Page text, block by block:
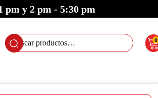
pm y 2 pm - 5:30 pm
Buscar
por:
0